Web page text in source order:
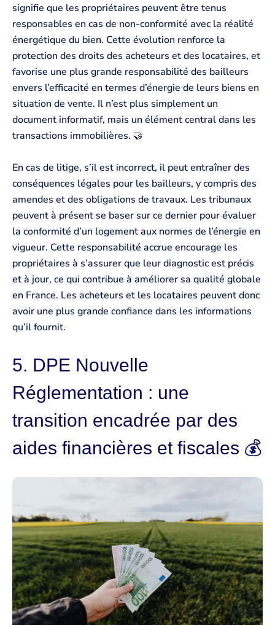
signifie que les propriétaires peuvent être tenus
responsables en cas de non-conformité avec la réalité
énergétique du bien. Cette évolution renforce la
protection des droits des acheteurs et des locataires, et
favorise une plus grande responsabilité des bailleurs
envers l’efficacité en termes d’énergie de leurs biens en
situation de vente. Il n’est plus simplement un
document informatif, mais un élément central dans les
transactions immobilières. 🤝
En cas de litige, s’il est incorrect, il peut entraîner des
conséquences légales pour les bailleurs, y compris des
amendes et des obligations de travaux. Les tribunaux
peuvent à présent se baser sur ce dernier pour évaluer
la conformité d’un logement aux normes de l’énergie en
vigueur. Cette responsabilité accrue encourage les
propriétaires à s’assurer que leur diagnostic est précis
et à jour, ce qui contribue à améliorer sa qualité globale
en France. Les acheteurs et les locataires peuvent donc
avoir une plus grande confiance dans les informations
qu’il fournit.
5. DPE Nouvelle
Réglementation : une
transition encadrée par des
aides financières et fiscales 💰